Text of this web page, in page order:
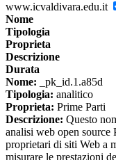
www.icvaldivara.edu.it
Nome
Tipologia
Proprieta
Descrizione
Durata
Nome: _pk_id.1.a85d
Tipologia: analitico
Proprieta: Prime Parti
Descrizione: Questo
analisi web open
proprietari di siti Web a
misurare le prestazioni